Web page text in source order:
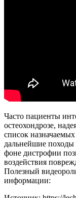
Часто пациенты
остеохондрозе,
список
дальнейшие походы
фоне дистрофии
воздействия
Полезный
информации: